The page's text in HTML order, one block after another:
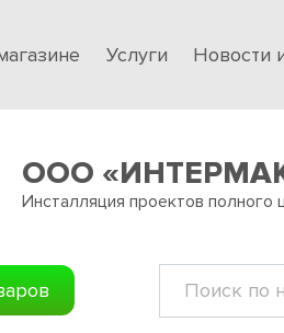
Услуги Новости
ООО
Инсталляция проектов полного